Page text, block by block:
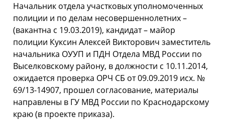
Начальник отдела участковых уполномоченных
полиции и по делам несовершеннолетних –
(вакантна с 19.03.2019), кандидат – майор
полиции Куксин Алексей Викторович заместитель
начальника ОУУП и ПДН Отдела МВД России по
Выселковскому району, в должности с 10.11.2014,
ожидается проверка ОРЧ СБ от 09.09.2019 исх. №
69/13-14907, прошел согласование, материалы
направлены в ГУ МВД России по Краснодарскому
краю (в проекте приказа).